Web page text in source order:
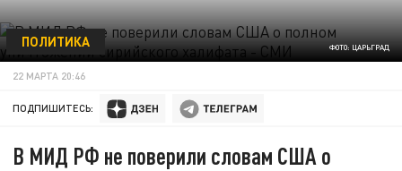
ФОТО: ЦАРЬГРАД
ПОЛИТИКА
22 МАРТА 20:46
ПОДПИШИТЕСЬ:
В МИД РФ не поверили словам США о